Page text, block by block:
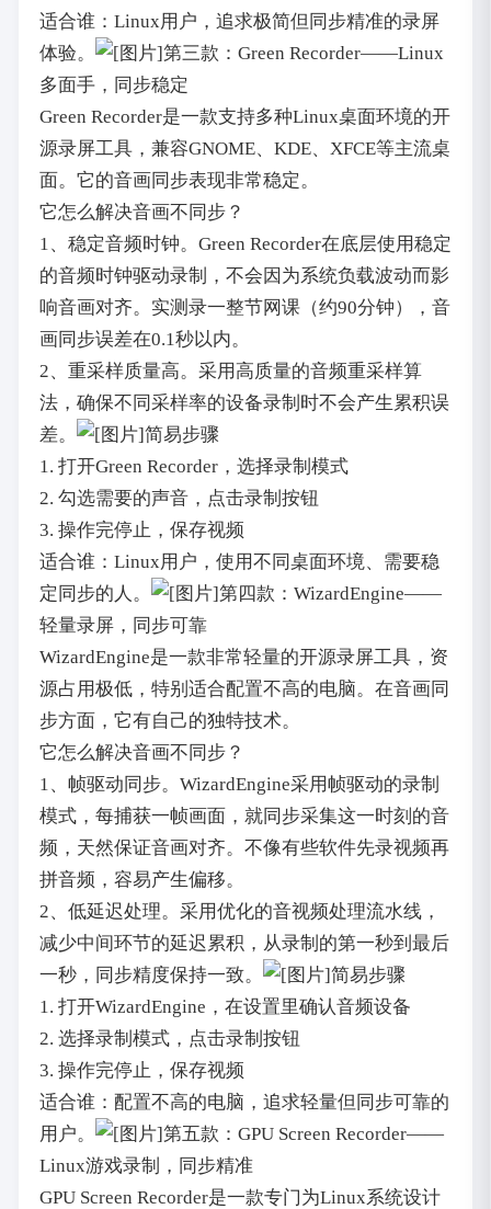
适合谁：Linux用户，追求极简但同步精准的录屏
体验。
第三款：Green Recorder——Linux
多面手，同步稳定
Green Recorder是一款支持多种Linux桌面环境的开
源录屏工具，兼容GNOME、KDE、XFCE等主流桌
面。它的音画同步表现非常稳定。
它怎么解决音画不同步？
1、稳定音频时钟。Green Recorder在底层使用稳定
的音频时钟驱动录制，不会因为系统负载波动而影
响音画对齐。实测录一整节网课（约90分钟），音
画同步误差在0.1秒以内。
2、重采样质量高。采用高质量的音频重采样算
法，确保不同采样率的设备录制时不会产生累积误
差。
简易步骤
1. 打开Green Recorder，选择录制模式
2. 勾选需要的声音，点击录制按钮
3. 操作完停止，保存视频
适合谁：Linux用户，使用不同桌面环境、需要稳
定同步的人。
第四款：WizardEngine——
轻量录屏，同步可靠
WizardEngine是一款非常轻量的开源录屏工具，资
源占用极低，特别适合配置不高的电脑。在音画同
步方面，它有自己的独特技术。
它怎么解决音画不同步？
1、帧驱动同步。WizardEngine采用帧驱动的录制
模式，每捕获一帧画面，就同步采集这一时刻的音
频，天然保证音画对齐。不像有些软件先录视频再
拼音频，容易产生偏移。
2、低延迟处理。采用优化的音视频处理流水线，
减少中间环节的延迟累积，从录制的第一秒到最后
一秒，同步精度保持一致。
简易步骤
1. 打开WizardEngine，在设置里确认音频设备
2. 选择录制模式，点击录制按钮
3. 操作完停止，保存视频
适合谁：配置不高的电脑，追求轻量但同步可靠的
用户。
第五款：GPU Screen Recorder——
Linux游戏录制，同步精准
GPU Screen Recorder是一款专门为Linux系统设计